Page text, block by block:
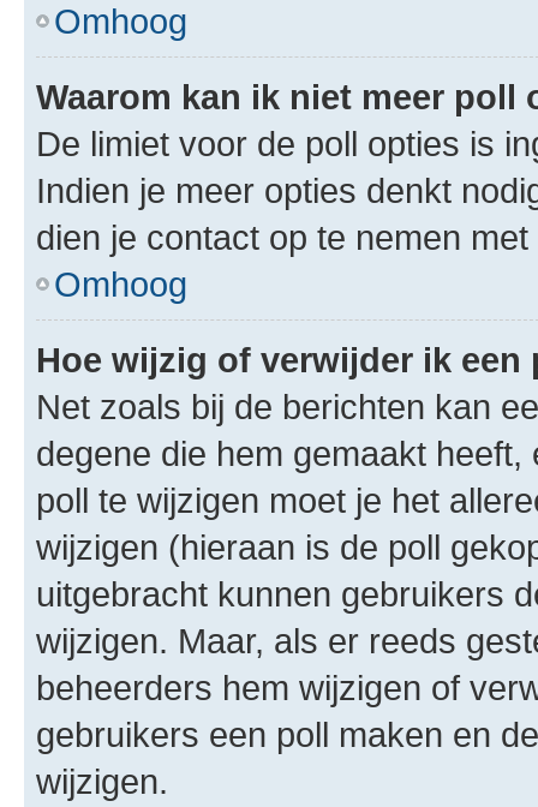
Omhoog
Waarom kan ik niet meer poll
De limiet voor de poll opties is
Indien je meer opties denkt
dien je contact op te nemen
Omhoog
Hoe wijzig of verwijder ik een
Net zoals bij de berichten kan
degene die hem gemaakt
poll te wijzigen moet je het
wijzigen (hieraan is de poll
uitgebracht kunnen gebruikers
wijzigen. Maar, als er reeds
beheerders hem wijzigen of
gebruikers een poll maken en
wijzigen.